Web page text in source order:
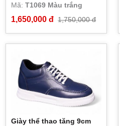
Mã:T1069 Màu trắng
1,650,000 đ 1,750,000 đ
Giày thể thao tăng 9cm